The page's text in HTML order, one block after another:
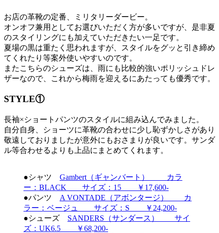
お店の革靴の定番、ミリタリーダービー。
オンオフ兼用としてお選びいただく方が多いですが、是非夏
のスタイリングにも加えていただきたい一足です。
夏場の黒は重たく思われますが、スタイルをグッと引き締め
てくれたり等案外使いやすいのです。
またこちらのシューズは、雨にも比較的強いポリッシュドレ
ザーなので、これから梅雨を迎えるにあたっても優秀です。
STYLE①
長袖×ショートパンツのスタイルに組み込んでみました。
自分自身、ショーツに革靴の合わせに少し恥ずかしさがあり
敬遠しておりましたが意外にもおさまりが良いです。サンダ
ル等合わせるよりも上品にまとめてくれます。
●シャツ Gambert（ギャンバート） カラ
ー：BLACK サイズ：15 ￥17,600-
●パンツ A VONTADE（アボンタージ） カ
ラー：ベージュ サイズ：S ￥24,200-
●シューズ SANDERS（サンダース） サイ
ズ：UK6.5 ￥68,200-